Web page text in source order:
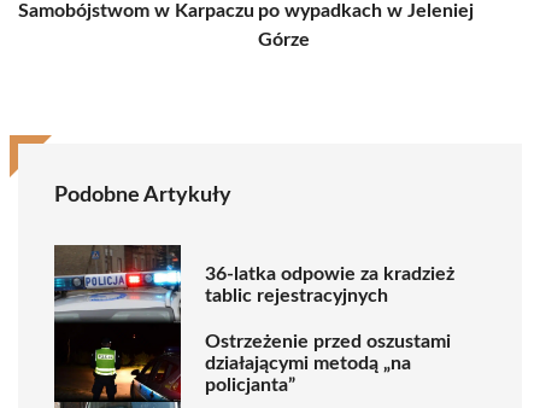
Samobójstwom w Karpaczu po wypadkach w Jeleniej
Górze
Podobne Artykuły
36-latka odpowie za kradzież
tablic rejestracyjnych
Ostrzeżenie przed oszustami
działającymi metodą „na
policjanta”